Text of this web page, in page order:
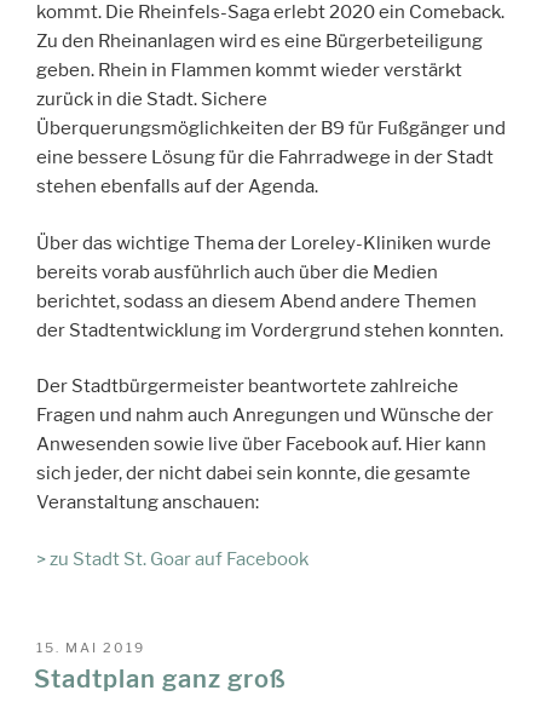
kommt. Die Rheinfels-Saga erlebt 2020 ein Comeback.
Zu den Rheinanlagen wird es eine Bürgerbeteiligung
geben. Rhein in Flammen kommt wieder verstärkt
zurück in die Stadt. Sichere
Überquerungsmöglichkeiten der B9 für Fußgänger und
eine bessere Lösung für die Fahrradwege in der Stadt
stehen ebenfalls auf der Agenda.
Über das wichtige Thema der Loreley-Kliniken wurde
bereits vorab ausführlich auch über die Medien
berichtet, sodass an diesem Abend andere Themen
der Stadtentwicklung im Vordergrund stehen konnten.
Der Stadtbürgermeister beantwortete zahlreiche
Fragen und nahm auch Anregungen und Wünsche der
Anwesenden sowie live über Facebook auf. Hier kann
sich jeder, der nicht dabei sein konnte, die gesamte
Veranstaltung anschauen:
> zu Stadt St. Goar auf Facebook
VERÖFFENTLICHT
AM
15. MAI 2019
Stadtplan ganz groß